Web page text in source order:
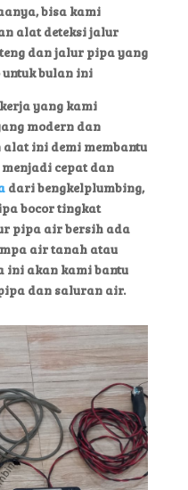
bisa kami
alat deteksi jalur
dan jalur pipa yang
bulan ini
yang kami
modern dan
ini demi membantu
cepat dan
dari bengkelplumbing,
bocor tingkat
pipa air bersih ada
air tanah atau
ini akan kami bantu
dan saluran air.